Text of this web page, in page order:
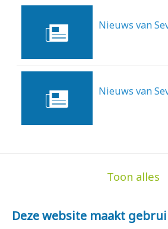
Deze website maakt
Nieuws van
Nieuws van
Toon alles
de Hoge Akker